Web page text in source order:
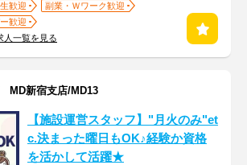
歓迎
副業・Ｗワーク歓迎
歓迎
人一覧を見る
MD新宿支店/MD13
【施設運営スタッフ】"月火のみ"et
c.決まった曜日もOK♪経験か資格
を活かして活躍★